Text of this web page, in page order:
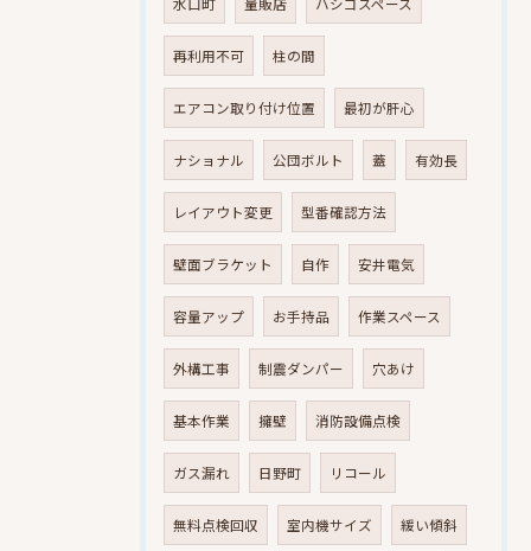
水口町 量販店 ハシゴスペース
再利用不可 柱の間
エアコン取り付け位置 最初が肝心
ナショナル 公団ボルト 蓋 有効長
レイアウト変更 型番確認方法
壁面ブラケット 自作 安井電気
容量アップ お手持品 作業スペース
外構工事 制震ダンパー 穴あけ
基本作業 擁壁 消防設備点検
ガス漏れ 日野町 リコール
無料点検回収 室内機サイズ 緩い傾斜